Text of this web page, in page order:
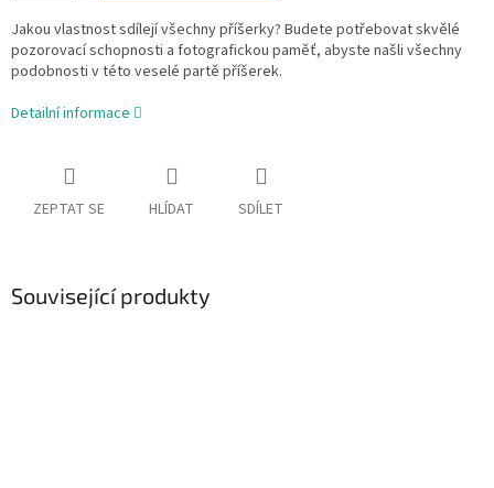
Jakou vlastnost sdílejí všechny příšerky? Budete potřebovat skvělé
pozorovací schopnosti a fotografickou paměť, abyste našli všechny
podobnosti v této veselé partě příšerek.
Detailní informace
ZEPTAT SE HLÍDAT SDÍLET
Související produkty